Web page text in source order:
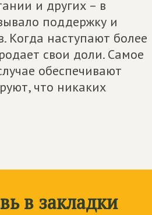
и других – в
поддержку и
Когда наступают более
свои доли. Самое
обеспечивают
что никаких
в закладки